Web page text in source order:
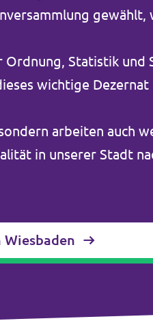
gewählt,
Ordnung, Statistik und
wichtige
arbeiten auch
in unserer Stadt